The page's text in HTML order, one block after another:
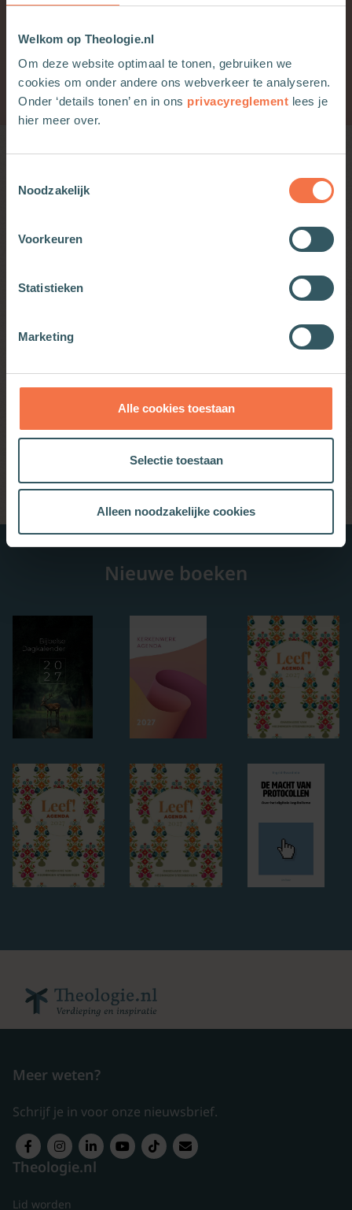
Welkom op Theologie.nl
Om deze website optimaal te tonen, gebruiken we
cookies om onder andere ons webverkeer te analyseren.
Onder ‘details tonen’ en in ons privacyreglement lees je
hier meer over.
Noodzakelijk
Voorkeuren
Statistieken
Marketing
Alle cookies toestaan
Selectie toestaan
Alleen noodzakelijke cookies
eindredactie op zich neemt.
Kitty Bouwman
Spiritualiteit en mystiek
Redactie Spiritualiteit (Herademing)
15-10-2020
Vrouwe Wijsheid, partner van God
Nieuwe boeken
Meer weten?
Schrijf je in voor onze nieuwsbrief.
Theologie.nl
Lid worden